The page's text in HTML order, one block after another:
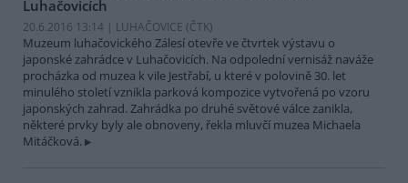
Luhačovicích
20.6.2016 13:14 | LUHAČOVICE (ČTK)
Muzeum luhačovického Zálesí otevře ve čtvrtek výstavu o
japonské zahrádce v Luhačovicích. Na odpolední vernisáž naváže
procházka od muzea k vile Jestřabí, u které v polovině 30. let
minulého století vznikla parková kompozice vytvořená po vzoru
japonských zahrad. Zahrádka po druhé světové válce zanikla,
některé prvky byly ale obnoveny, řekla mluvčí muzea Michaela
Mitáčková.